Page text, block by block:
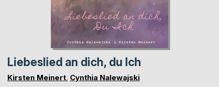
Liebeslied an dich, du Ich
Kirsten Meinert Cynthia Nalewajski